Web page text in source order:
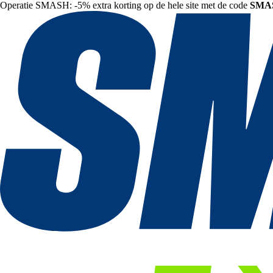
Operatie SMASH: -5% extra korting op de hele site met de code